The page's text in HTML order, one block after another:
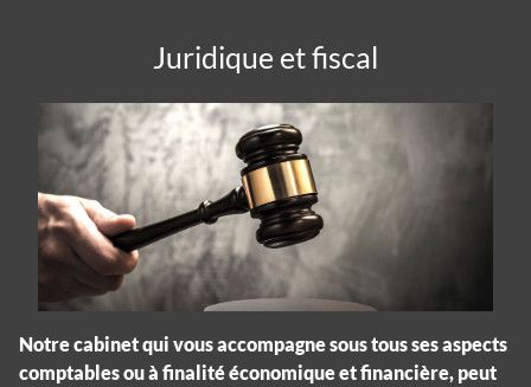
Juridique et fiscal
Notre cabinet qui vous accompagne sous tous ses aspects
comptables ou à finalité économique et financière, peut